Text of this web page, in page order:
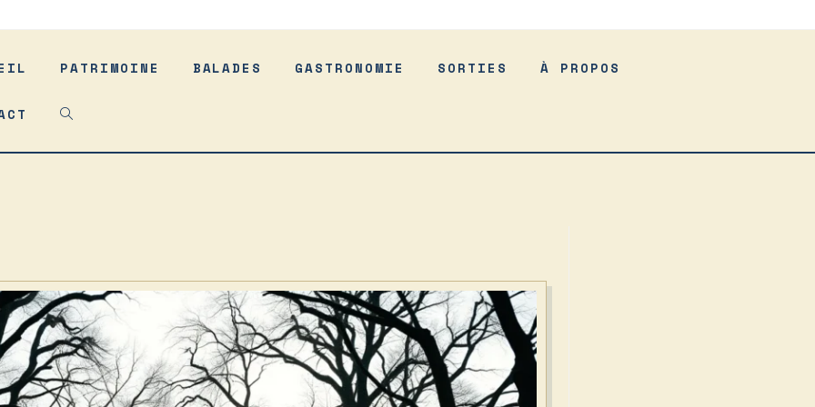
PATRIMOINE BALADES GASTRONOMIE SORTIES À PROPOS
TOGGLE
SEARCH